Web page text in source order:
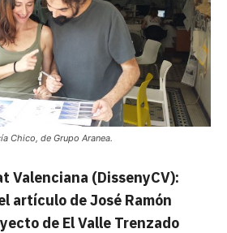
Chico, de Grupo Aranea.
Valenciana (DissenyCV):
artículo de José Ramón
de El Valle Trenzado